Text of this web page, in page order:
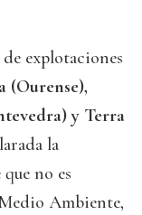
explotaciones
(Ourense),
y Terra
la
que no es
Ambiente,